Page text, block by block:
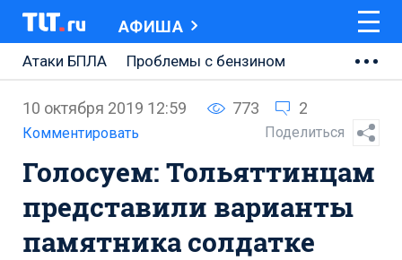
АФИША
Атаки БПЛА
Проблемы с бензином
АВТОВАЗ
Ремонт Центральной площади
Ремонт Обводного шоссе
Набережная Тольятти
Неделя Тольятти
10 октября 2019 12:59 773 2
Комментировать Поделиться
Голосуем: Тольяттинцам
представили варианты
памятника солдатке